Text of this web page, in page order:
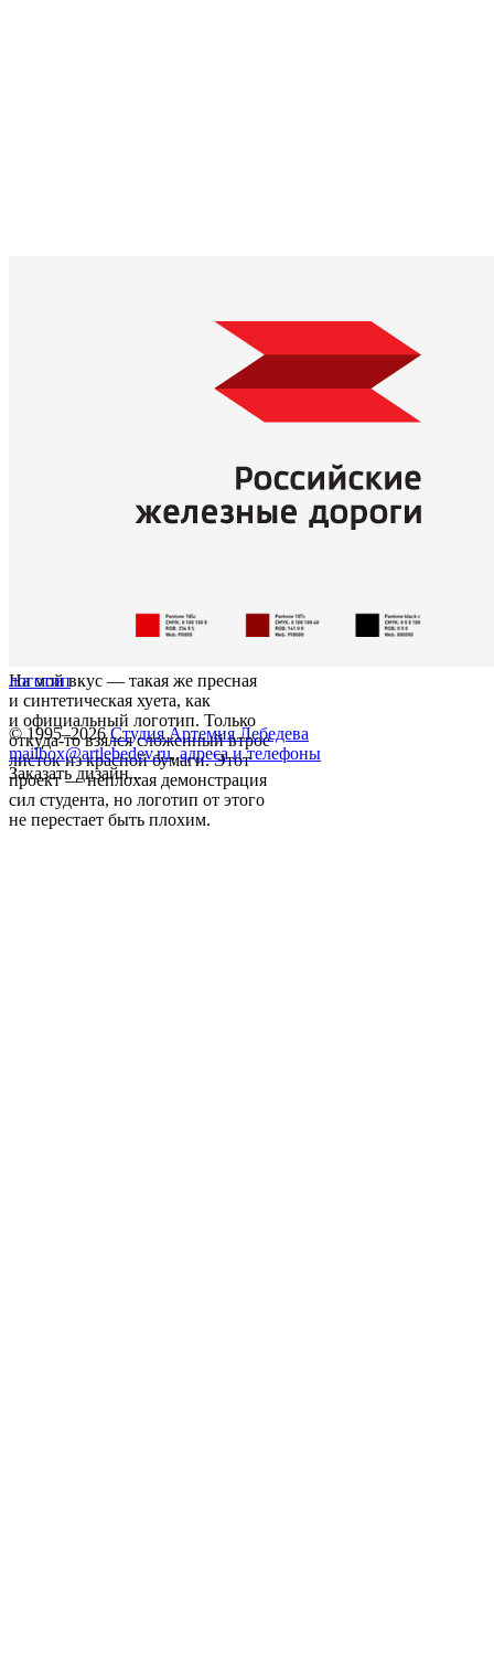
На мой вкус — такая же пресная
и синтетическая хуета, как
и официальный логотип. Только
откуда-то взялся сложенный втрое
листок из красной бумаги. Этот
проект — неплохая демонстрация
сил студента, но логотип от этого
не перестает быть плохим.
логотип
© 1995–2026 Студия Артемия Лебедева
mailbox@artlebedev.ru, адреса и телефоны
Заказать дизайн...